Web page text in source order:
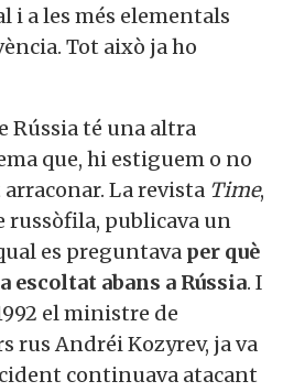
i a les més elementals
Tot això ja ho
Rússia té una altra
que, hi estiguem o no
arraconar. La revista Time,
russòfila, publicava un
es preguntava per què
escoltat abans a Rússia. I
el ministre de
rus Andréi Kozyrev, ja va
continuava atacant